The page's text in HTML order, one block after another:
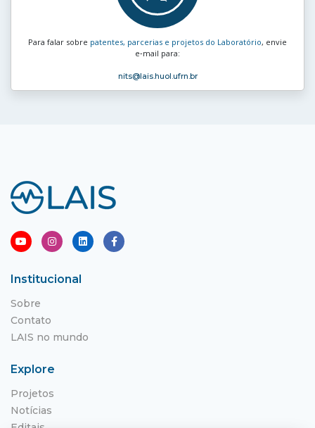
Para falar sobre patentes, parcerias e projetos do Laboratório, envie
e‑mail para:
nits@lais.huol.ufrn.br
Institucional
Sobre
Contato
LAIS no mundo
Explore
Projetos
Notícias